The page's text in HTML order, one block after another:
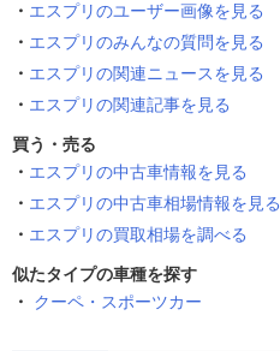
エスプリのユーザー画像を見る
エスプリのみんなの質問を見る
エスプリの関連ニュースを見る
エスプリの関連記事を見る
買う・売る
エスプリの中古車情報を見る
エスプリの中古車相場情報を見る
エスプリの買取相場を調べる
似たタイプの車種を探す
クーペ・スポーツカー